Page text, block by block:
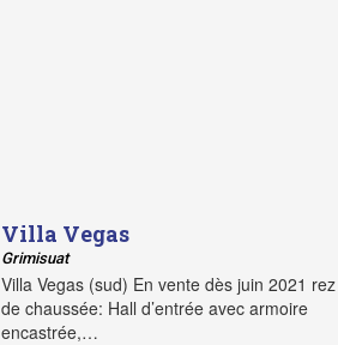
Villa Vegas
Grimisuat
Villa Vegas (sud) En vente dès juin 2021 rez
de chaussée: Hall d’entrée avec armoire
encastrée,…